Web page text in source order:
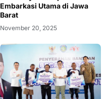
Embarkasi Utama di Jawa
Barat
November 20, 2025